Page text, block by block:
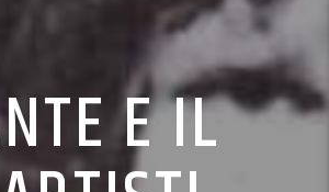
E IL